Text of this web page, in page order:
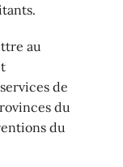
au
de
du
du